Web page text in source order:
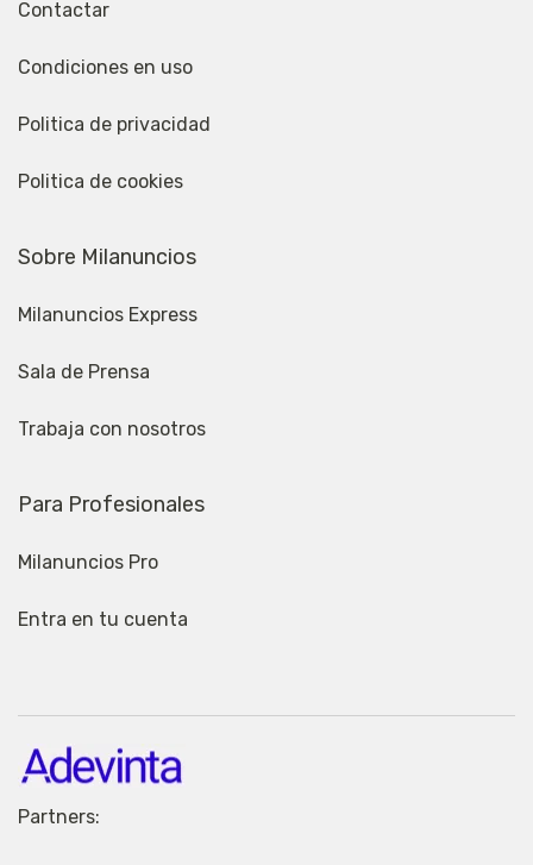
Contactar
Condiciones en uso
Politica de privacidad
Politica de cookies
Sobre Milanuncios
Milanuncios Express
Sala de Prensa
Trabaja con nosotros
Para Profesionales
Milanuncios Pro
Entra en tu cuenta
Partners: